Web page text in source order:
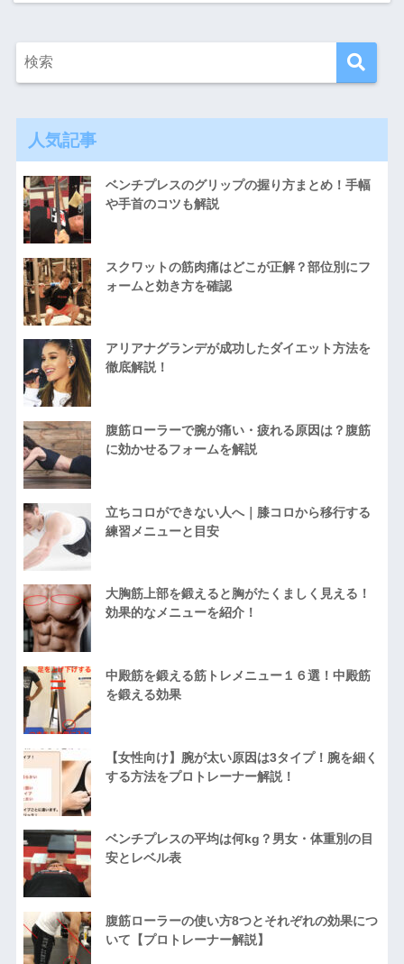
人気記事
ベンチプレスのグリップの握り方まとめ！手幅
や手首のコツも解説
スクワットの筋肉痛はどこが正解？部位別にフ
ォームと効き方を確認
アリアナグランデが成功したダイエット方法を
徹底解説！
腹筋ローラーで腕が痛い・疲れる原因は？腹筋
に効かせるフォームを解説
立ちコロができない人へ｜膝コロから移行する
練習メニューと目安
大胸筋上部を鍛えると胸がたくましく見える！
効果的なメニューを紹介！
中殿筋を鍛える筋トレメニュー１６選！中殿筋
を鍛える効果
【女性向け】腕が太い原因は3タイプ！腕を細く
する方法をプロトレーナー解説！
ベンチプレスの平均は何kg？男女・体重別の目
安とレベル表
腹筋ローラーの使い方8つとそれぞれの効果につ
いて【プロトレーナー解説】